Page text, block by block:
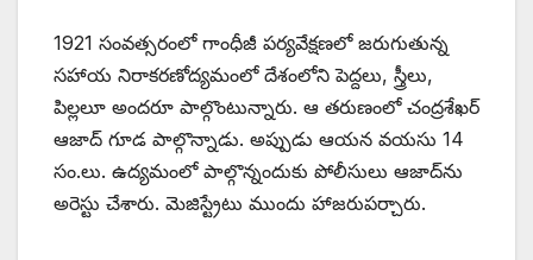
1921 ‌సంవత్సరంలో గాంధీజీ పర్యవేక్షణలో జరుగుతున్న
సహాయ నిరాకరణోద్యమంలో దేశంలోని పెద్దలు, స్త్రీలు,
పిల్లలూ అందరూ పాల్గొంటున్నారు. ఆ తరుణంలో చంద్రశేఖర్‌
ఆజాద్‌ ‌గూడ పాల్గొన్నాడు. అప్పుడు ఆయన వయసు 14
సం.లు. ఉద్యమంలో పాల్గొన్నందుకు పోలీసులు ఆజాద్‌ను
అరెస్టు చేశారు. మెజిస్ట్రేటు ముందు హాజరుపర్చారు.